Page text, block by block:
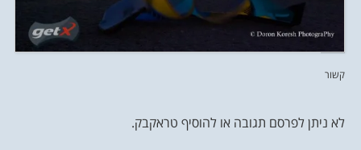
קשור
לא ניתן לפרסם תגובה או להוסיף טראקבק.